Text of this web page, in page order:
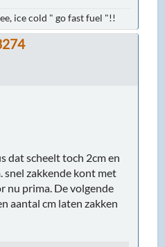
ice cold " go fast fuel "!!
dat scheelt toch 2cm en
snel zakkende kont met
nu prima. De volgende
aantal cm laten zakken